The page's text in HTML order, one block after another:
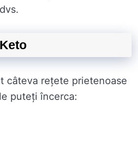
câteva rețete prietenoase
puteți încerca: